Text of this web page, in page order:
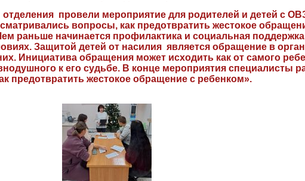
провели мероприятие для родителей и детей с
вопросы, как предотвратить жестокое
раньше начинается профилактика и социальная
Защитой детей от насилия является обращение в
Инициатива обращения может исходить как от самого
к его судьбе. В конце мероприятия специалисты
предотвратить жестокое обращение с ребенком».